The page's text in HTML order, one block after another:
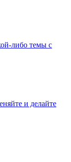
либо темы с
и делайте